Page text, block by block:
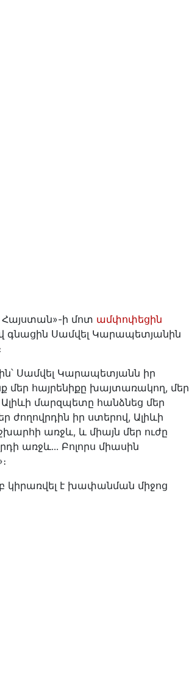
Հայստան»-ի մոտ ամփոփեցին
գնացին Սամվել Կարապետյանին
Սամվել Կարապետյանն իր
մեր հայրենիքը խայտառակող, մեր
Ալիևի մարզպետը հանձնեց մեր
ժողովրդին իր ստերով, Ալիևի
առջև, և միայն մեր ուժը
առջև․․․ Բոլորս միասին
կիրառվել է խափանման միջոց